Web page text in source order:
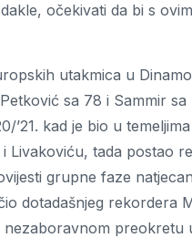
očekivati da bi s
utakmica u
sa 78 i Sammir sa
’21. kad je bio u
Livakoviću, tada postao
grupne faze
dotadašnjeg rekordera
preokretu